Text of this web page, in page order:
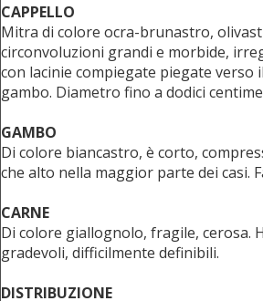
CAPPELLO
Mitra di colore ocra-brunastro,
circonvoluzioni grandi e morbide,
con lacinie compiegate piegate verso
gambo. Diametro fino a dodici
GAMBO
Di colore biancastro, è corto,
che alto nella maggior parte dei casi.
CARNE
Di colore giallognolo, fragile, cerosa.
gradevoli, difficilmente definibili.
DISTRIBUZIONE